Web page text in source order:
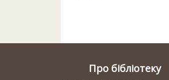
Про бібліотеку